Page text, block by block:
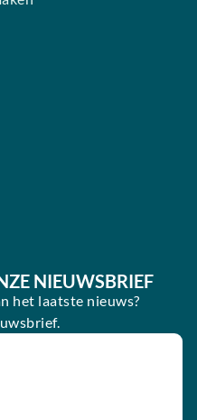
NIEUWSBRIEF
het laatste nieuws?